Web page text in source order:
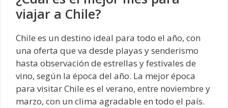
viajar a Chile?
Chile es un destino ideal para todo el año, con
una oferta que va desde playas y senderismo
hasta observación de estrellas y festivales de
vino, según la época del año. La mejor época
para visitar Chile es el verano, entre noviembre y
marzo, con un clima agradable en todo el país.